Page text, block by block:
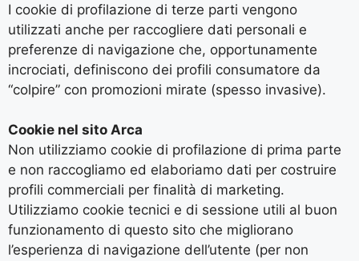
I cookie di profilazione di terze parti vengono
utilizzati anche per raccogliere dati personali e
preferenze di navigazione che, opportunamente
incrociati, definiscono dei profili consumatore da
“colpire” con promozioni mirate (spesso invasive).
Cookie nel sito Arca
Non utilizziamo cookie di profilazione di prima parte
e non raccogliamo ed elaboriamo dati per costruire
profili commerciali per finalità di marketing.
Utilizziamo cookie tecnici e di sessione utili al buon
funzionamento di questo sito che migliorano
l’esperienza di navigazione dell’utente (per non